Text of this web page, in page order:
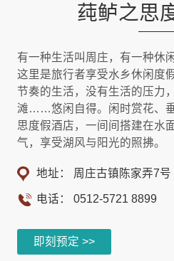
莼鲈之思
有一种生活叫周庄，有一种休
这里是旅行者享受水乡休闲度
节奏的生活，没有生活的压力
滩……悠闲自得。闲时赏花、
思度假酒店，一间间搭建在水
气，享受湖风与阳光的照拂。
地址： 周庄古镇陈家弄7号
电话： 0512-5721 8899
即刻预定 >>